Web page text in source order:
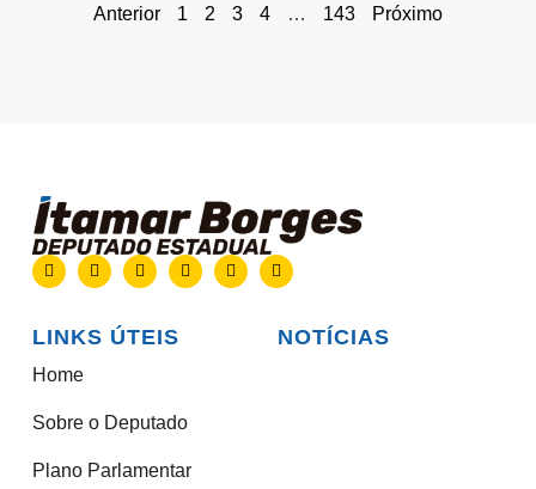
Anterior 1 2 3 4 … 143 Próximo
LINKS ÚTEIS
Home
Sobre o Deputado
Plano Parlamentar
NOTÍCIAS